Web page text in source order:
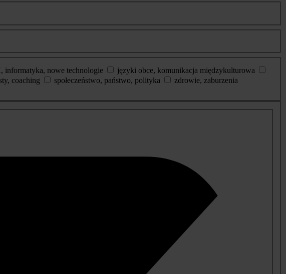
informatyka, nowe technologie
języki obce, komunikacja międzykulturowa
coaching społeczeństwo, państwo, polityka
zdrowie, zaburzenia